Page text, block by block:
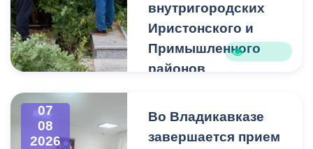
внутригородских
Иристонского и
Примышленного
районов
загущения территории
дикорастущими
07
08
2026
Во Владикавказе
завершается прием